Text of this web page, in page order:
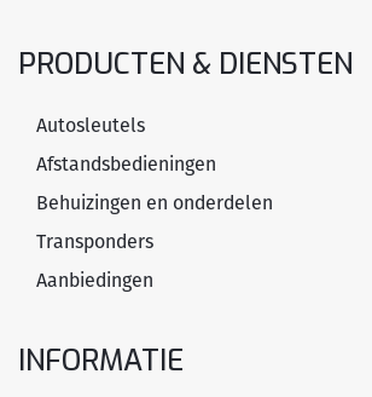
PRODUCTEN & DIENSTEN
Autosleutels
Afstandsbedieningen
Behuizingen en onderdelen
Transponders
Aanbiedingen
INFORMATIE